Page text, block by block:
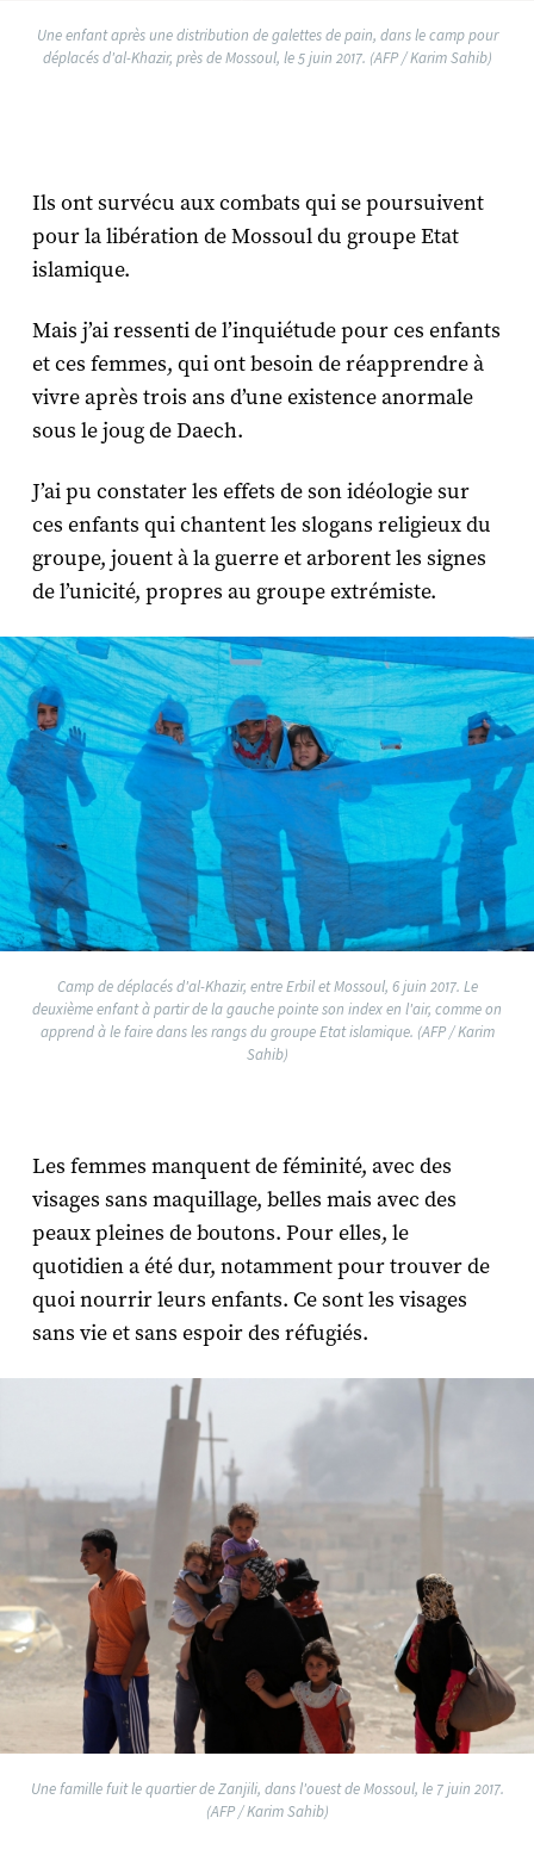
Une enfant après une distribution de galettes de pain, dans le camp pour
déplacés d'al-Khazir, près de Mossoul, le 5 juin 2017. (AFP / Karim Sahib)
Ils ont survécu aux combats qui se poursuivent
pour la libération de Mossoul du groupe Etat
islamique.
Mais j’ai ressenti de l’inquiétude pour ces enfants
et ces femmes, qui ont besoin de réapprendre à
vivre après trois ans d’une existence anormale
sous le joug de Daech.
J’ai pu constater les effets de son idéologie sur
ces enfants qui chantent les slogans religieux du
groupe, jouent à la guerre et arborent les signes
de l’unicité, propres au groupe extrémiste.
Camp de déplacés d'al-Khazir, entre Erbil et Mossoul, 6 juin 2017. Le
deuxième enfant à partir de la gauche pointe son index en l'air, comme on
apprend à le faire dans les rangs du groupe Etat islamique. (AFP / Karim
Sahib)
Les femmes manquent de féminité, avec des
visages sans maquillage, belles mais avec des
peaux pleines de boutons. Pour elles, le
quotidien a été dur, notamment pour trouver de
quoi nourrir leurs enfants. Ce sont les visages
sans vie et sans espoir des réfugiés.
Une famille fuit le quartier de Zanjili, dans l'ouest de Mossoul, le 7 juin 2017.
(AFP / Karim Sahib)